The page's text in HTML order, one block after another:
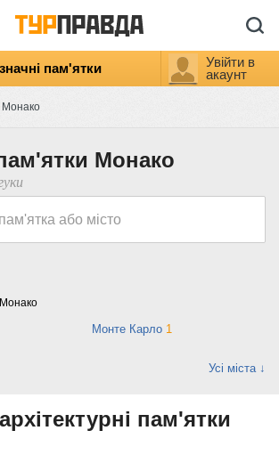
пам'ятки
Увійти в
акаунт
Монако
Монако
Монте Карло 1
Усі міста ↓
пам'ятки